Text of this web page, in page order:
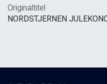
Originaltitel
NORDSTJERNEN